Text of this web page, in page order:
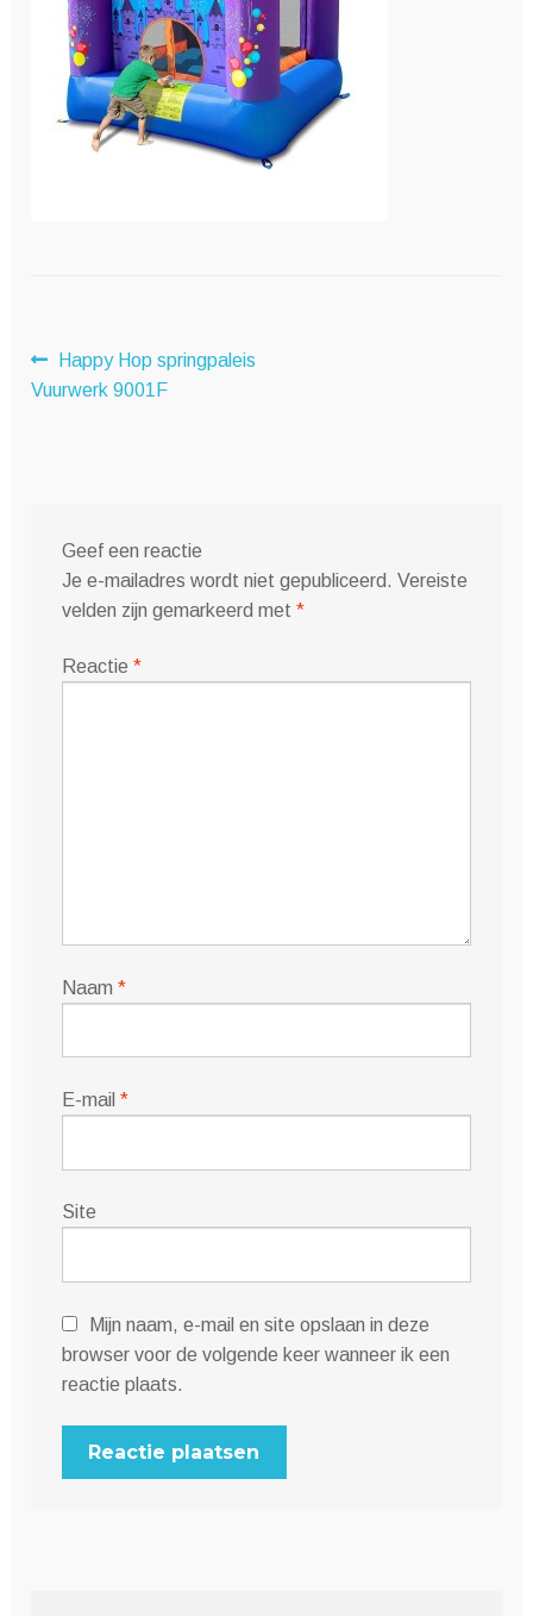
Bericht
navigatie
Vorig
bericht:
Happy Hop springpaleis
Vuurwerk 9001F
Geef een reactie
Je e-mailadres wordt niet gepubliceerd. Vereiste
velden zijn gemarkeerd met *
Reactie *
Naam *
E-mail *
Site
Mijn naam, e-mail en site opslaan in deze
browser voor de volgende keer wanneer ik een
reactie plaats.